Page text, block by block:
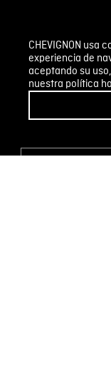
CHEVIGNON usa
experiencia de
aceptando su
nuestra política